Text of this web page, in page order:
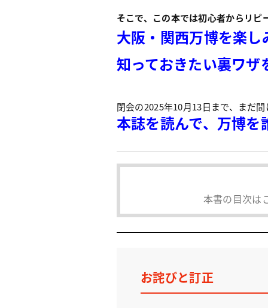
そこで、この本では初心者からリピ
大阪・関西万博を楽
知っておきたい裏ワ
閉会の2025年10月13日まで、まだ
本誌を読んで、万博
本書の目次は
お詫びと訂正